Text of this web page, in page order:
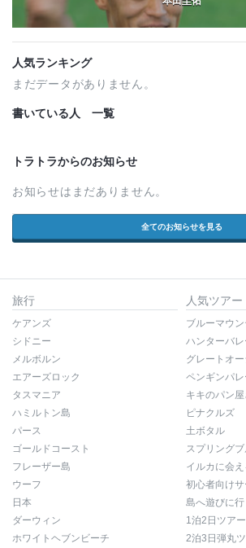
人気ランキング
まだデータがありません。
書いている人 一覧
トラトラからのお知らせ
お知らせはまだありません。
全てのお知らせを見る
旅行
ケアンズ
シドニー
メルボルン
エアーズロック
タスマニア
ハミルトン島
パース
ゴールドコースト
フレーザー島
ウーフ
日本
ダーウィン
ホワイトヘブンビーチ
人気ツアー
ブルーマウン
ハンターバレ
グレートオ
ペンギンパレ
キキのパン屋
ピナクルズ
土ボタル
スプリングブ
イルカに会
初心者向け
島へ遊びに
1泊2日ツアー
2泊3日弾丸